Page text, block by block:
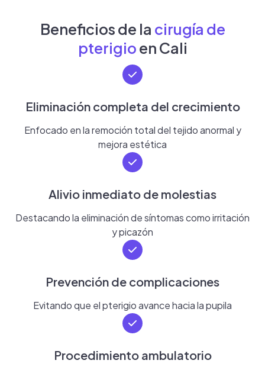
Beneficios de la cirugía de
pterigioen Cali
Eliminación completa del crecimiento
Enfocado en la remoción total del tejido anormal y
mejora estética
Alivio inmediato de molestias
Destacando la eliminación de síntomas como irritación
y picazón
Prevención de complicaciones
Evitando que el pterigio avance hacia la pupila
Procedimiento ambulatorio